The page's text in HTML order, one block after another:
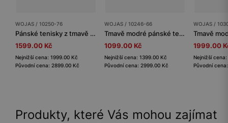
WOJAS / 10250-76
Pánské tenisky z tmavě modré lícové kůže a nubuku
1599.00 Kč
Nejnižší cena: 1999.00 Kč
Původní cena: 2899.00 Kč
WOJAS / 10246-66
Tmavě modré pánské tenisky s koženkovou vložkou z lícové kůže
1099.00 Kč
Nejnižší cena: 1399.00 Kč
Původní cena: 2999.00 Kč
WOJAS /
1999.00
Nejnižší
Původní
Produkty, které Vás mohou zajímat